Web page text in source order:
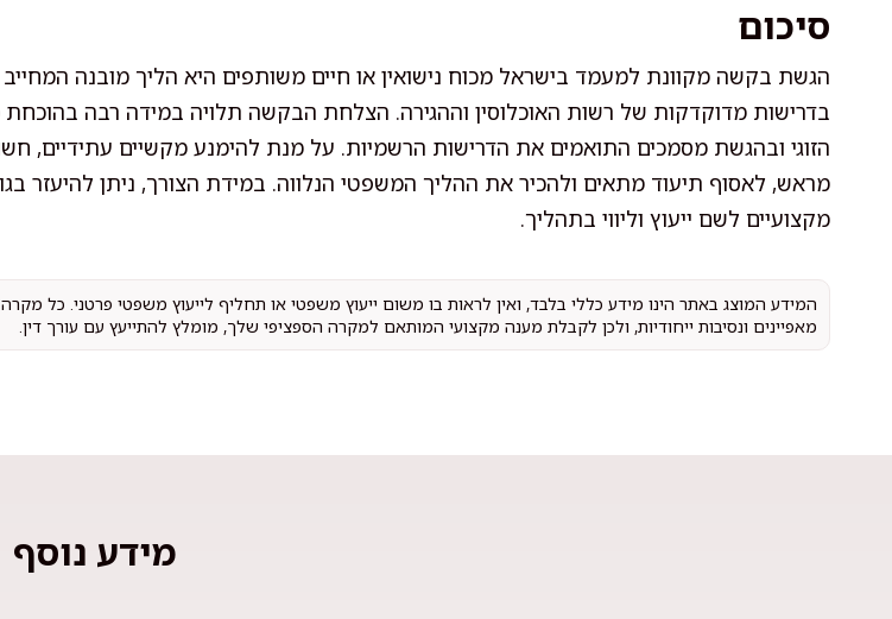
סיכום
הגשת בקשה מקוונת למעמד בישראל מכוח נישואין או חיים משותפים היא הליך מובנה
בדרישות מדוקדקות של רשות האוכלוסין וההגירה. הצלחת הבקשה תלויה במידה רבה
הזוגי ובהגשת מסמכים התואמים את הדרישות הרשמיות. על מנת להימנע מקשיים עתידיים,
מראש, לאסוף תיעוד מתאים ולהכיר את ההליך המשפטי הנלווה. במידת הצורך, ניתן להיעזר
מקצועיים לשם ייעוץ וליווי בתהליך.
המידע המוצג באתר הינו מידע כללי בלבד, ואין לראות בו משום ייעוץ משפטי או תחליף לייעוץ משפטי פרטני. כל
מאפיינים ונסיבות ייחודיות, ולכן לקבלת מענה מקצועי המותאם למקרה הספציפי שלך, מומלץ להתייעץ עם עורך דין.
מידע נוסף